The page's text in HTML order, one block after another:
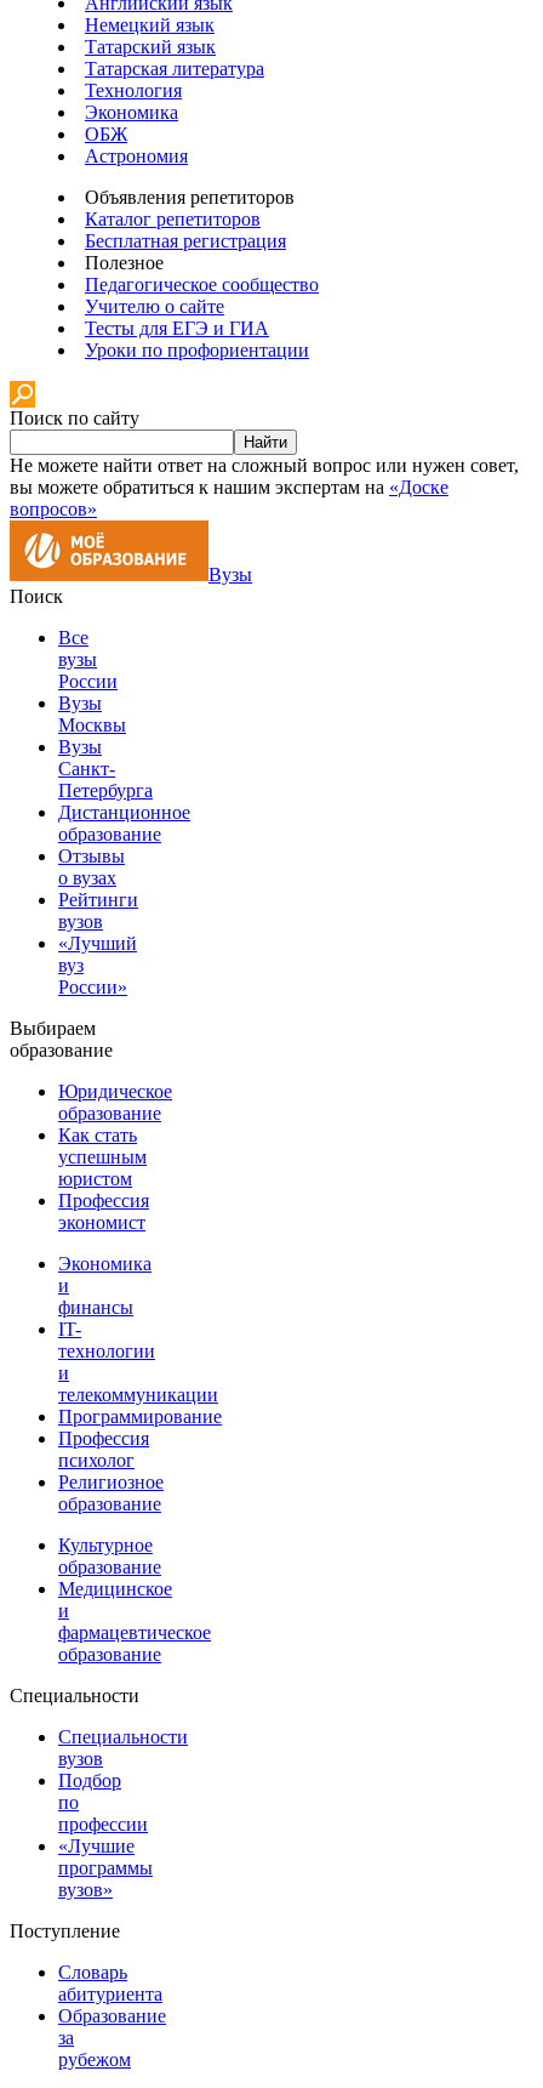
Немецкий язык
Татарский язык
Татарская литература
Технология
Экономика
ОБЖ
Астрономия
Объявления репетиторов
Каталог репетиторов
Бесплатная регистрация
Полезное
Педагогическое сообщество
Учителю о сайте
Тесты для ЕГЭ и ГИА
Уроки по профориентации
Поиск по сайту
Найти
Не можете найти ответ на сложный вопрос или нужен совет,
вы можете обратиться к нашим экспертам на «Доске
вопросов»
Вузы
Поиск
Все
вузы
России
Вузы
Москвы
Вузы
Санкт-
Петербурга
Дистанционное
образование
Отзывы
о вузах
Рейтинги
вузов
«Лучший
вуз
России»
Выбираем
образование
Юридическое
образование
Как стать
успешным
юристом
Профессия
экономист
Экономика
и
финансы
IT-
технологии
и
телекоммуникации
Программирование
Профессия
психолог
Религиозное
образование
Культурное
образование
Медицинское
и
фармацевтическое
образование
Специальности
Специальности
вузов
Подбор
по
профессии
«Лучшие
программы
вузов»
Поступление
Словарь
абитуриента
Образование
за
рубежом